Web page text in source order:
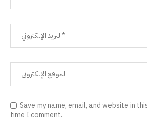
Save my name, email, and website in
time I comment.